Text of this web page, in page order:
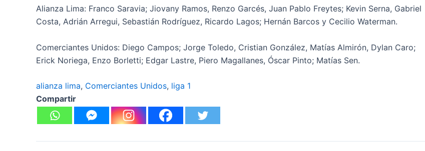
Alianza Lima: Franco Saravia; Jiovany Ramos, Renzo Garcés, Juan Pablo Freytes; Kevin Serna, Gabriel
Costa, Adrián Arregui, Sebastián Rodríguez, Ricardo Lagos; Hernán Barcos y Cecilio Waterman.
Comerciantes Unidos: Diego Campos; Jorge Toledo, Cristian González, Matías Almirón, Dylan Caro;
Erick Noriega, Enzo Borletti; Edgar Lastre, Piero Magallanes, Óscar Pinto; Matías Sen.
alianza lima, Comerciantes Unidos, liga 1
Compartir